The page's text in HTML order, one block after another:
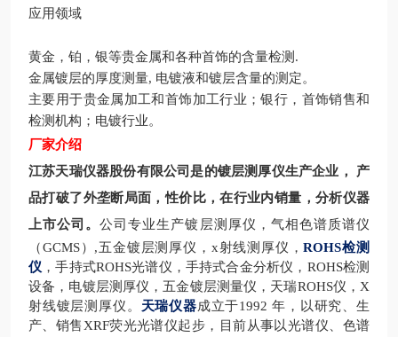
应用领域
黄金，铂，银等贵金属和各种首饰的含量检测.
金属镀层的厚度测量, 电镀液和镀层含量的测定。
主要用于贵金属加工和首饰加工行业；银行，首饰销售和
检测机构；电镀行业。
厂家介绍
江苏天瑞仪器股份有限公司是的镀层测厚仪生产企业，
产
品打破了外垄断局面，性价比，在行业内销量，分析仪器
上市公司。公司专业生产镀层测厚仪，气相色谱质谱仪
（GCMS）,五金镀层测厚仪，x射线测厚仪，ROHS检测
仪 ，手持式ROHS光谱仪，手持式合金分析仪，ROHS检测
设备，电镀层测厚仪，五金镀层测量仪，天瑞ROHS仪，X
射线镀层测厚仪。 天瑞仪器成立于1992 年，以研究、生
产、销售XRF荧光光谱仪起步，目前从事以光谱仪、色谱